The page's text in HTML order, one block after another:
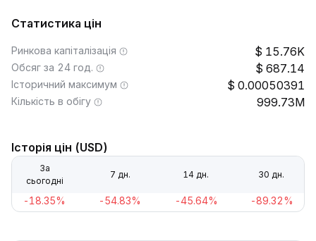
Статистика цін
Ринкова капіталізація 15.76K
Обсяг за 24 год. 687.14
Історичний максимум 0.00050391
Кількість в обігу 999.73M
Історія цін (USD)
За
сьогодні
7 дн. 14 дн. 30 дн.
-18.35% -54.83% -45.64% -89.32%